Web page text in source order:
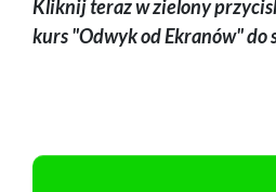
Kliknij teraz w zielony
kurs "Odwyk od Ekranów" do